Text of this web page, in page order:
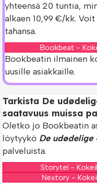
yhteensä 20 tuntia,
alkaen 10,99 €/kk.
tahansa.
Bookbeat -
Bookbeatin ilmainen
uusille asiakkaille.
Tarkista De
saatavuus muissa
Oletko jo Bookbeatin
löytyykö De
palveluista.
Storytel -
Nextory -